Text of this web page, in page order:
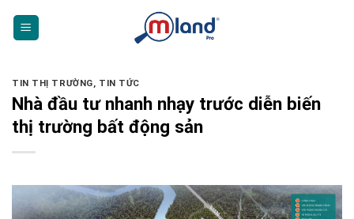
TIN THỊ TRƯỜNG, TIN TỨC
Nhà đầu tư nhanh nhạy trước diễn biến
thị trường bất động sản